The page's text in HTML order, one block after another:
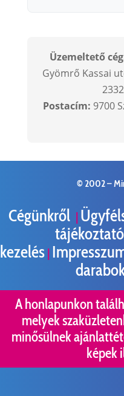
Üzemeltető
Gyömrő Kassai
Postacím: 9700
© 2002 –
Cégünkről |
tájékoztató
kezelés |
A honlapunkon
melyek
minősülnek
képek